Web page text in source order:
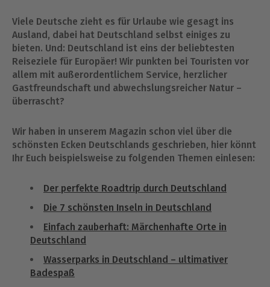
Viele Deutsche zieht es für Urlaube wie gesagt ins
Ausland, dabei hat Deutschland selbst einiges zu
bieten. Und: Deutschland ist eins der beliebtesten
Reiseziele für Europäer! Wir punkten bei Touristen vor
allem mit außerordentlichem Service, herzlicher
Gastfreundschaft und abwechslungsreicher Natur –
überrascht?
Wir haben in unserem Magazin schon viel über die
schönsten Ecken Deutschlands geschrieben, hier könnt
Ihr Euch beispielsweise zu folgenden Themen einlesen:
Der perfekte Roadtrip durch Deutschland
Die 7 schönsten Inseln in Deutschland
Einfach zauberhaft: Märchenhafte Orte in
Deutschland
Wasserparks in Deutschland – ultimativer
Badespaß